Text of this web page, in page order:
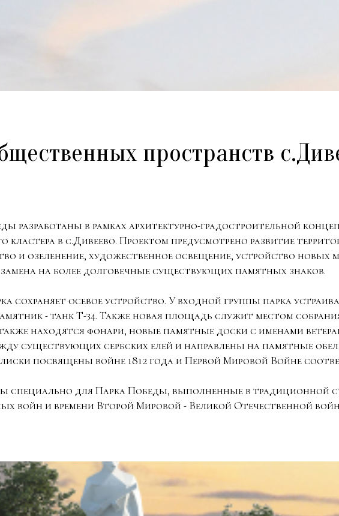
пространств
разработаны в рамках архитектурно-градостроительной
в с.Дивеево. Проектом предусмотрено развитие
и озеленение, художественное освещение, устройство новых
на более долговечные существующих памятных знаков.
сохраняет осевое устройство. У входной группы парка
- танк Т-34. Также новая площадь служит местом
находятся фонари, новые памятные доски с именами
существующих сербских елей и направлены на памятные
посвящены войне 1812 года и Первой Мировой Войне
специально для Парка Победы, выполненные в традиционной
войн и времени Второй Мировой - Великой Отечественной